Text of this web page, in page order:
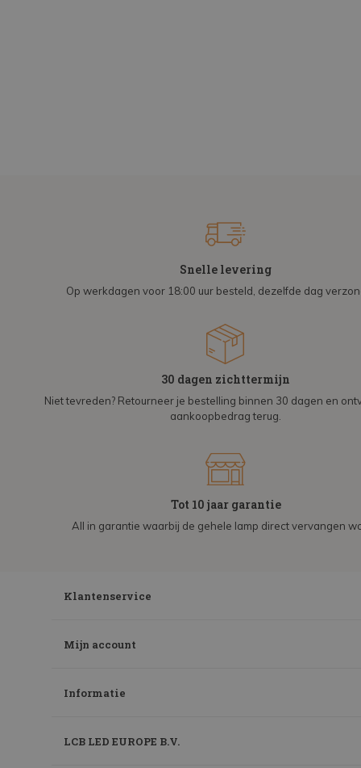
Snelle levering
Op werkdagen voor 18:00 uur besteld, dezelfde dag
30 dagen zichttermijn
Niet tevreden? Retourneer je bestelling binnen 30 dagen en
aankoopbedrag terug.
Tot 10 jaar garantie
All in garantie waarbij de gehele lamp direct vervangen
Klantenservice
Mijn account
Informatie
LCB LED EUROPE B.V.